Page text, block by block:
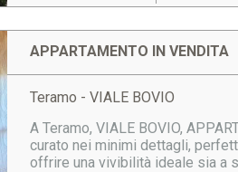
APPARTAMENTO IN VENDITA
Teramo - VIALE BOVIO
A Teramo, VIALE BOVIO,
curato nei minimi dettagli,
offrire una vivibilità ideale sia a